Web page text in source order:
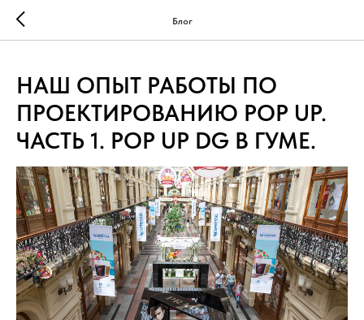
Блог
НАШ ОПЫТ РАБОТЫ ПО
ПРОЕКТИРОВАНИЮ POP UP.
ЧАСТЬ 1. POP UP DG В ГУМЕ.